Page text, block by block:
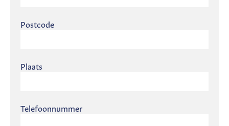
Postcode
Plaats
Telefoonnummer